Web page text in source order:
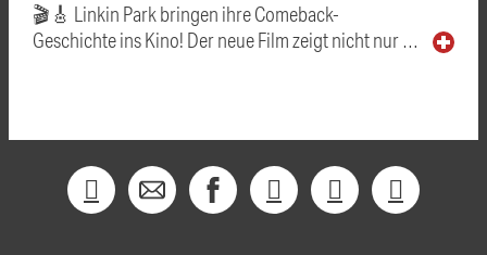
🎬🎸 Linkin Park bringen ihre Comeback-
Geschichte ins Kino! Der neue Film zeigt nicht nur …